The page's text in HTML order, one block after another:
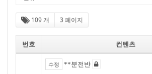
109 개 3 페이지
번호 컨텐츠
수정 **분전반